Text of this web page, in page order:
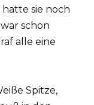
sie noch
schon
alle eine
Spitze,